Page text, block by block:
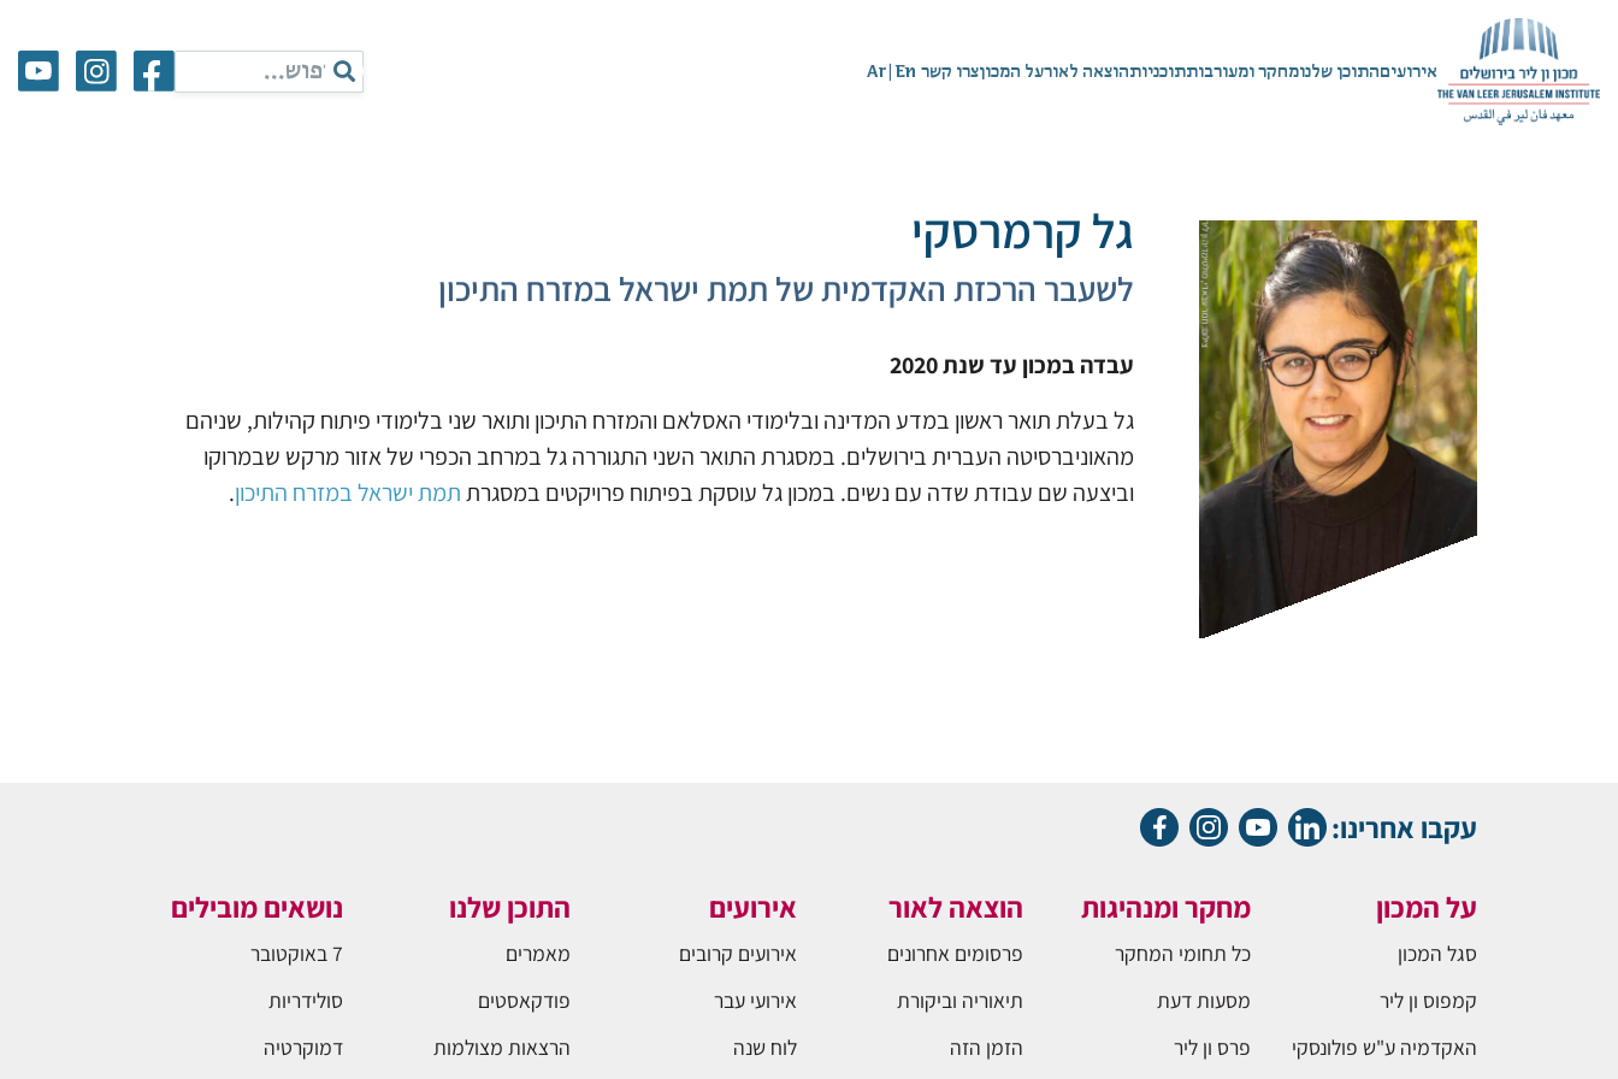
אירועיםהתוכן שלנומחקר ומעורבותתוכניותהוצאה לאורעל המכוןצרו קשר En
|
Ar
גל קרמרסקי
לשעבר הרכזת האקדמית של תמת ישראל במזרח התיכון
עבדה במכון עד שנת 2020
גל בעלת תואר ראשון במדע המדינה ובלימודי האסלאם והמזרח התיכון ותואר שני בלימודי פיתוח קהילות, שניהם
מהאוניברסיטה העברית בירושלים. במסגרת התואר השני התגוררה גל במרחב הכפרי של אזור מרקש שבמרוקו
וביצעה שם עבודת שדה עם נשים. במכון גל עוסקת בפיתוח פרויקטים במסגרתתמת ישראל במזרח התיכון.
עקבו אחרינו:
על המכון
סגל המכון
קמפוס ון ליר
האקדמיה ע"ש פולונסקי
מחקר ומנהיגות
כל תחומי המחקר
מסעות דעת
פרס ון ליר
הוצאה לאור
פרסומים אחרונים
תיאוריה וביקורת
הזמן הזה
אירועים
אירועים קרובים
אירועי עבר
לוח שנה
התוכן שלנו
מאמרים
פודקאסטים
הרצאות מצולמות
נושאים מובילים
7 באוקטובר
סולידריות
דמוקרטיה